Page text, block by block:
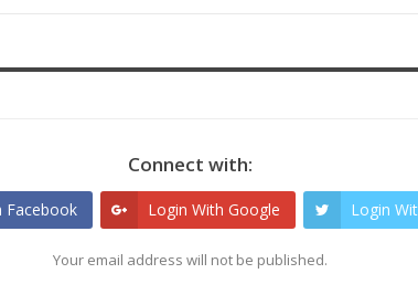
Connect with:
Facebook Login With Google Login
Your email address will not be published.